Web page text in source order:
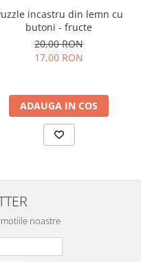
incastru din lemn cu
butoni - fructe
20,00 RON
17,00 RON
ADAUGA IN COS
noastre